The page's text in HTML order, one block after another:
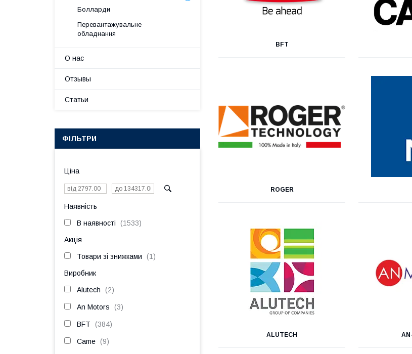
BFT
ROGER
ALUTECH
Болларди
Перевантажувальне
обладнання
О нас
Отзывы
Статьи
ФІЛЬТРИ
Ціна
Наявність
В наявності 1533
Акція
Товари зі знижками 1
Виробник
Alutech 2
An Motors 3
BFT 384
Came 9